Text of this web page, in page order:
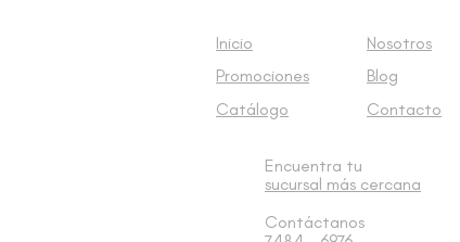
Inicio
Nosotros
Promociones
Blog
Catálogo
Contacto
Encuentra tu
sucursal más cercana
Contáctanos